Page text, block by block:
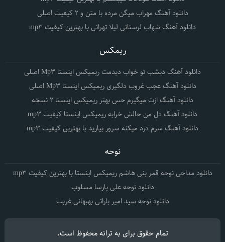
دانلود آهنگ مهراب میگن مرده با متن و 2 کیفیت اصلی
دانلود آهنگ شهاب لرستانی لیلا تهرانی با بهترین کیفیت mp3
ریمکس
دانلود آهنگ دیشب تو خواب دیدمت ریمیکس اینستا Mp3 اصلی
دانلود آهنگ عجب غروب دلگیری ریمیکس اینستا Mp3 اصلی
دانلود آهنگ ازت میگیرم حس بهتر ریمیکس اینستا 2 نسخه
دانلود آهنگ دل من حالش خرابه ریمیکس اینستا کیفیت mp3
دانلود آهنگ سرم درد میکنه سرور بیارید با بهترین کیفیت mp3
نوحه
دانلود مداحی نوحه قمر بنی هاشم ریمیکس اینستا با بهترین کیفیت mp3
دانلود نوحه علی پارسا مسلوب
دانلود نوحه سید امیر بارانی بهبهانی غربت
تمام حقوق برای به ترانهمحفوظ است.